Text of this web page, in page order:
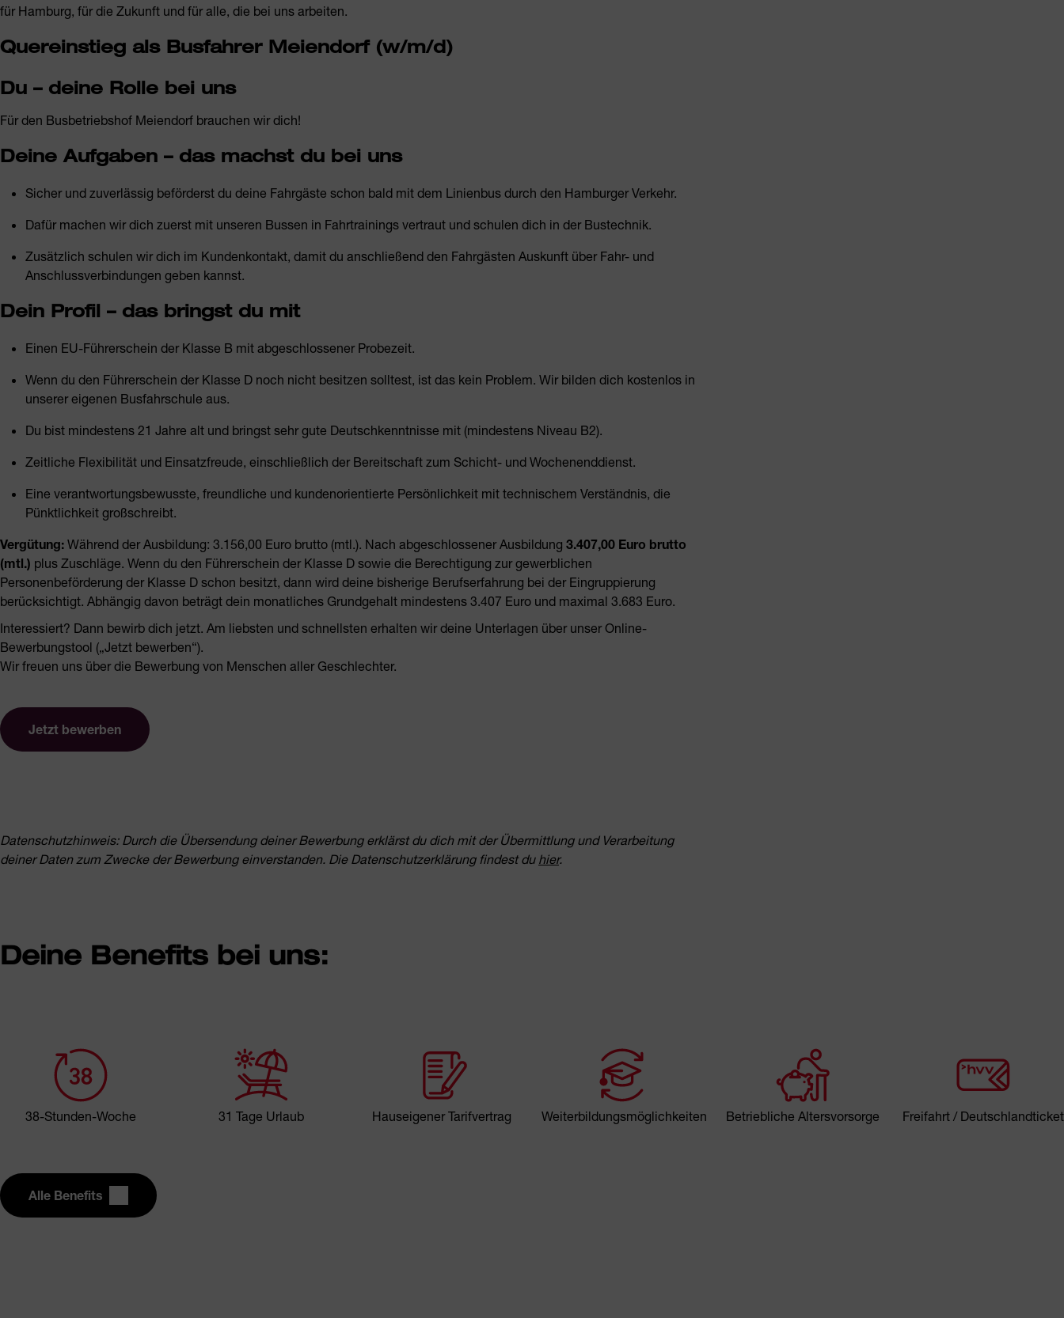
für Hamburg, für die Zukunft und für alle, die bei uns arbeiten.
Quereinstieg als Busfahrer Meiendorf (w/m/d)
Du – deine Rolle bei uns
Für den Busbetriebshof Meiendorf brauchen wir dich!
Deine Aufgaben – das machst du bei uns
Sicher und zuverlässig beförderst du deine Fahrgäste schon bald mit dem Linienbus durch den Hamburger Verkehr.
Dafür machen wir dich zuerst mit unseren Bussen in Fahrtrainings vertraut und schulen dich in der Bustechnik.
Zusätzlich schulen wir dich im Kundenkontakt, damit du anschließend den Fahrgästen Auskunft über Fahr- und
Anschlussverbindungen geben kannst.
Dein Profil – das bringst du mit
Einen EU-Führerschein der Klasse B mit abgeschlossener Probezeit.
Wenn du den Führerschein der Klasse D noch nicht besitzen solltest, ist das kein Problem. Wir bilden dich kostenlos in
unserer eigenen Busfahrschule aus.
Du bist mindestens 21 Jahre alt und bringst sehr gute Deutschkenntnisse mit (mindestens Niveau B2).
Zeitliche Flexibilität und Einsatzfreude, einschließlich der Bereitschaft zum Schicht- und Wochenenddienst.
Eine verantwortungsbewusste, freundliche und kundenorientierte Persönlichkeit mit technischem Verständnis, die
Pünktlichkeit großschreibt.
Vergütung: Während der Ausbildung: 3.156,00 Euro brutto (mtl.). Nach abgeschlossener Ausbildung 3.407,00 Euro brutto
(mtl.) plus Zuschläge. Wenn du den Führerschein der Klasse D sowie die Berechtigung zur gewerblichen
Personenbeförderung der Klasse D schon besitzt, dann wird deine bisherige Berufserfahrung bei der Eingruppierung
berücksichtigt. Abhängig davon beträgt dein monatliches Grundgehalt mindestens 3.407 Euro und maximal 3.683 Euro.
Interessiert? Dann bewirb dich jetzt. Am liebsten und schnellsten erhalten wir deine Unterlagen über unser Online-
Bewerbungstool („Jetzt bewerben“).
Wir freuen uns über die Bewerbung von Menschen aller Geschlechter.
Jetzt bewerben
Datenschutzhinweis: Durch die Übersendung deiner Bewerbung erklärst du dich mit der Übermittlung und Verarbeitung
deiner Daten zum Zwecke der Bewerbung einverstanden. Die Datenschutzerklärung findest du hier.
Deine Benefits bei uns:
38-Stunden-Woche 31 Tage Urlaub Hauseigener Tarifvertrag Weiterbildungsmöglichkeiten Betriebliche Altersvorsorge Freifahrt / Deutschlandticket
Alle Benefits